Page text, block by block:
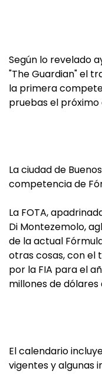
Según lo revelado
"The Guardian" el
la primera
pruebas el próximo
La ciudad de
competencia de
La FOTA,
Di Montezemolo,
de la actual
otras cosas, con el
por la FIA para el
millones de dólares
El calendario
vigentes y algunas